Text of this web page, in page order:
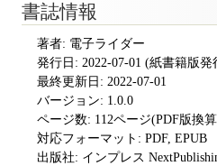
書誌情報
著者: 電子ライダー
発行日: 2022-07-01 (紙書籍版発
最終更新日: 2022-07-01
バージョン: 1.0.0
ページ数: 112ページ(PDF版換
対応フォーマット: PDF, EPUB
出版社: インプレス